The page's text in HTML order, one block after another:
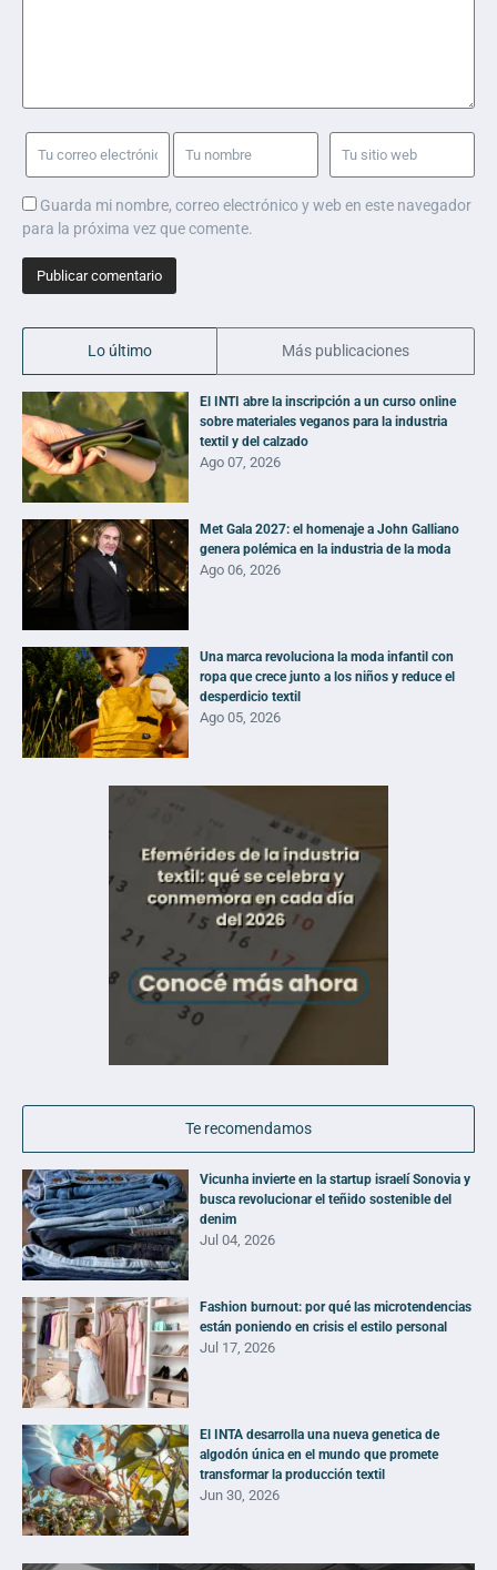
Guarda mi nombre, correo electrónico y web en este navegador
para la próxima vez que comente.
Lo último Más publicaciones
El INTI abre la inscripción a un curso online
sobre materiales veganos para la industria
textil y del calzado
Ago 07, 2026
Met Gala 2027: el homenaje a John Galliano
genera polémica en la industria de la moda
Ago 06, 2026
Una marca revoluciona la moda infantil con
ropa que crece junto a los niños y reduce el
desperdicio textil
Ago 05, 2026
Te recomendamos
Vicunha invierte en la startup israelí Sonovia y
busca revolucionar el teñido sostenible del
denim
Jul 04, 2026
Fashion burnout: por qué las microtendencias
están poniendo en crisis el estilo personal
Jul 17, 2026
El INTA desarrolla una nueva genetica de
algodón única en el mundo que promete
transformar la producción textil
Jun 30, 2026